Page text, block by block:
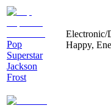
Pop
Superstar
Jackson
Frost
Electronic/
Happy,